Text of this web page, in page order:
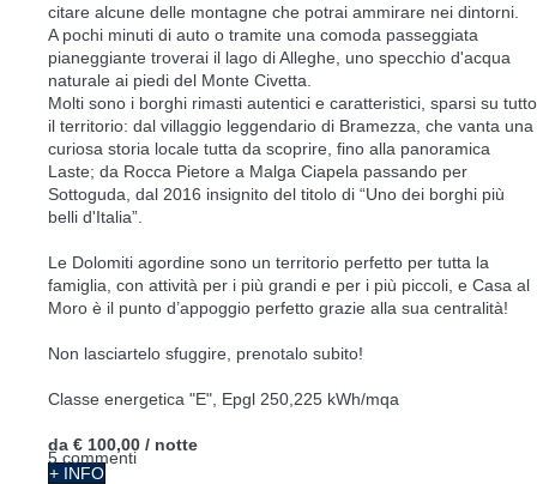
citare alcune delle montagne che potrai ammirare nei dintorni.
A pochi minuti di auto o tramite una comoda passeggiata
pianeggiante troverai il lago di Alleghe, uno specchio d'acqua
naturale ai piedi del Monte Civetta.
Molti sono i borghi rimasti autentici e caratteristici, sparsi su tutto
il territorio: dal villaggio leggendario di Bramezza, che vanta una
curiosa storia locale tutta da scoprire, fino alla panoramica
Laste; da Rocca Pietore a Malga Ciapela passando per
Sottoguda, dal 2016 insignito del titolo di “Uno dei borghi più
belli d'Italia”.
Le Dolomiti agordine sono un territorio perfetto per tutta la
famiglia, con attività per i più grandi e per i più piccoli, e Casa al
Moro è il punto d’appoggio perfetto grazie alla sua centralità!
Non lasciartelo sfuggire, prenotalo subito!
Classe energetica "E", Epgl 250,225 kWh/mqa
5 commenti
da € 100,00 / notte
+ INFO